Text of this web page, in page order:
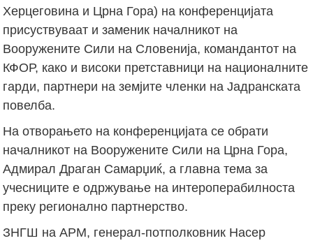
Херцеговина и Црна Гора) на конференцијата
присуствуваат и заменик началникот на
Вооружените Сили на Словенија, командантот на
КФОР, како и високи претставници на националните
гарди, партнери на земјите членки на Јадранската
повелба.
На отворањето на конференцијата се обрати
началникот на Вооружените Сили на Црна Гора,
Адмирал Драган Самарџиќ, а главна тема за
учесниците е одржување на интероперабилноста
преку регионално партнерство.
ЗНГШ на АРМ, генерал-потполковник Насер